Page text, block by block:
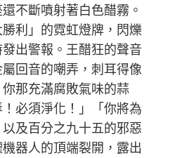
不斷噴射著白色醋霧。
利」的霓虹燈牌，閃爍
出警報。王醋狂的聲音
回音的嘲弄，刺耳得像
那充滿腐敗氣味的蒜
必須淨化！」「你將為
及百分之九十五的邪惡
器人的頂端裂開，露出